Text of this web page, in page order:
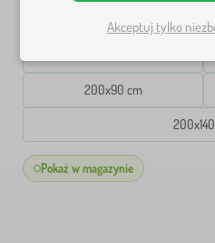
160x80 cm
200x90 cm
Pokaż w magazynie
Akceptuj tylko